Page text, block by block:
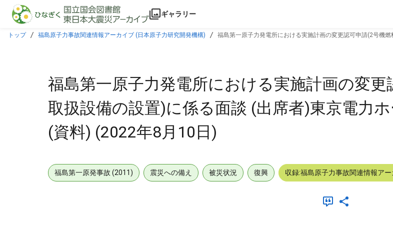
本文に飛ぶ
ギャラリー
トップ 福島原子力事故関連情報アーカイブ (日本原子力研究開発機構) 福島第一原子力発電所における実施計画の変更認可申請(2号機
福島第一原子力発電所における実施計画の変更
取扱設備の設置)に係る面談 (出席者)東京電力
(資料) (2022年8月10日)
福島第一原発事故 (2011) 震災への備え 被災状況 復興 収録:福島原子力事故関連情報ア